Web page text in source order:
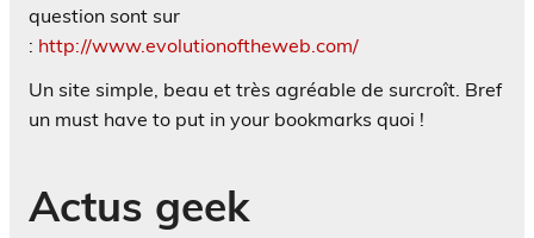
question sont sur
: http://www.evolutionoftheweb.com/
Un site simple, beau et très agréable de surcroît. Bref
un must have to put in your bookmarks quoi !
Actus geek